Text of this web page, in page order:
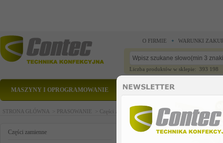
O FIRMIE WARUNKI
Liczba produktów w sklepie: 393 198
MASZYNY I OPROGRAMOWANIE CZĘŚCI ZAMIENNE
STRONA GŁÓWNA > PRASOWANIE > Części zamienne >Części zamienne > szczotka
Części zamienne szczotka twarda do zelaz. 2157